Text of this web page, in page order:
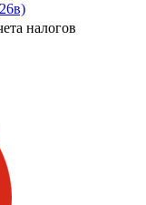
налогов